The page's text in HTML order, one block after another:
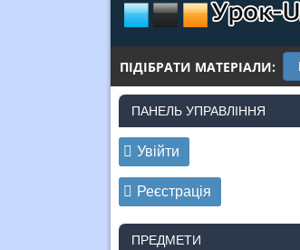
ПІДІБРАТИ МАТЕРІАЛИ:
ПАНЕЛЬ УПРАВЛІННЯ
Увійти
Реєстрація
ПРЕДМЕТИ